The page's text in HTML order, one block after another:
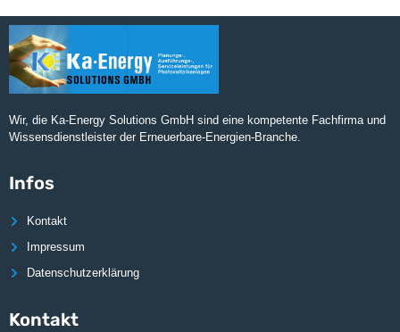
Wir, die Ka-Energy Solutions GmbH sind eine kompetente Fachfirma und
Wissensdienstleister der Erneuerbare-Energien-Branche.
Infos
Kontakt
Impressum
Datenschutzerklärung
Kontakt